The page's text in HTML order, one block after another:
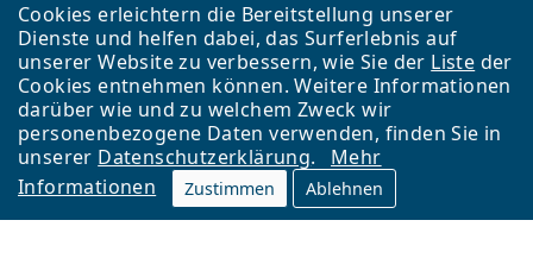
Cookies erleichtern die Bereitstellung unserer
Dienste und helfen dabei, das Surferlebnis auf
unserer Website zu verbessern, wie Sie der Liste der
Cookies entnehmen können. Weitere Informationen
darüber wie und zu welchem Zweck wir
personenbezogene Daten verwenden, finden Sie in
unserer Datenschutzerklärung.
Mehr
Informationen
Zustimmen Ablehnen
Zurück zur Hauptseite
Nach oben
Lentiamo s.r.o., Tschechien ist Eigentümer und Betreiber des Online-
Shops Lentiamo.de
Seit 18 Jahren sind wir für Sie da.